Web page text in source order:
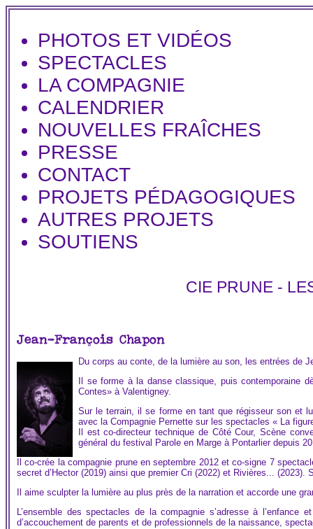
PHOTOS ET VIDÉOS
SPECTACLES
LA COMPAGNIE
CALENDRIER
NOUVELLES FRAÎCHES
PRESSE
CONTACT
PROJETS PÉDAGOGIQUES
AUTRES PROJETS
SOUTIENS
CIE PRUNE-
Jean-François Chapon
Du corps au conte, de la lumière au son, les entrées de
Il se forme à la danse classique, puis contemporaine
Contes» à Valentigney.
Sur le terrain, il se forme en tant que régisseur son et
avec la Compagnie Pernette sur les spectacles « La
Il est co-directeur technique de Côté Cour, Scène
général du festival Parole en Marge à Pontarlier depuis
Il co-crée la compagnie prune en septembre 2012 et co-signe 7
secret d’Hector (2019) ainsi que premier Cri (2022) et Rivières...
Il aime sculpter la lumière au plus près de la narration et accorde une
L’ensemble des spectacles de la compagnie s’adresse à
d’accouchement de parents et de professionnels de la naissance,